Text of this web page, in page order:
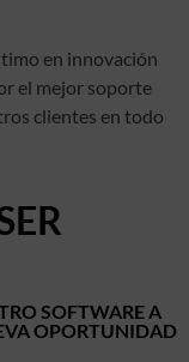
en innovación
el mejor soporte
clientes en todo
SOFTWARE A
OPORTUNIDAD